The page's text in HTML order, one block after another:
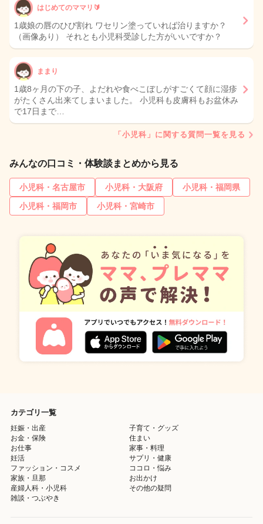
はじめてのママリ🔰
1歳娘の唇のひび割れ ワセリン塗っていれば治りますか？
（画像あり） それとも小児科受診した方がいいですか？
ままり
1歳8ヶ月の下の子、よだれや食べこぼしがすごくて顔に湿疹
がたくさん出来てしまいました。 小児科も皮膚科もお盆休み
で17日まで…
「小児科」に関する質問一覧を見る
みんなの口コミ・体験談まとめから見る
小児科・名古屋市 小児科・大阪府
小児科・福岡県
小児科・福岡市
小児科・宮崎市
カテゴリ一覧
妊娠・出産
子育て・グッズ
お金・保険
住まい
お仕事
家事・料理
妊活
サプリ・健康
ファッション・コスメ
ココロ・悩み
家族・旦那
お出かけ
産婦人科・小児科
その他の疑問
雑談・つぶやき